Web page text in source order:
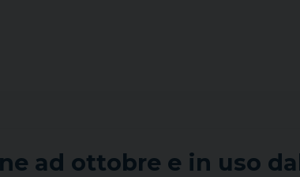
ad ottobre e in uso